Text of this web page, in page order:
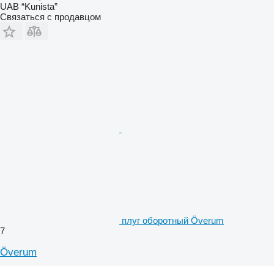
UAB “Kunista”
Связаться с продавцом
плуг оборотный Överum
7
Överum